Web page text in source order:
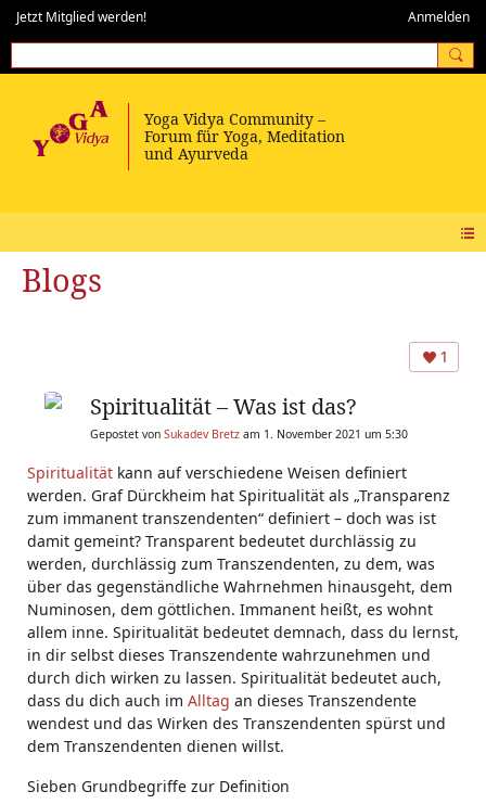
Jetzt Mitglied werden! Anmelden
Blogs
1
Spiritualität – Was ist das?
Gepostet von Sukadev Bretz am 1. November 2021 um 5:30
Spiritualität kann auf verschiedene Weisen definiert
werden. Graf Dürckheim hat Spiritualität als „Transparenz
zum immanent transzendenten“ definiert – doch was ist
damit gemeint? Transparent bedeutet durchlässig zu
werden, durchlässig zum Transzendenten, zu dem, was
über das gegenständliche Wahrnehmen hinausgeht, dem
Numinosen, dem göttlichen. Immanent heißt, es wohnt
allem inne. Spiritualität bedeutet demnach, dass du lernst,
in dir selbst dieses Transzendente wahrzunehmen und
durch dich wirken zu lassen. Spiritualität bedeutet auch,
dass du dich auch im Alltag an dieses Transzendente
wendest und das Wirken des Transzendenten spürst und
dem Transzendenten dienen willst.
Sieben Grundbegriffe zur Definition